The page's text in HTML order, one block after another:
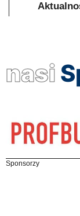
nasi
Sponsorzy